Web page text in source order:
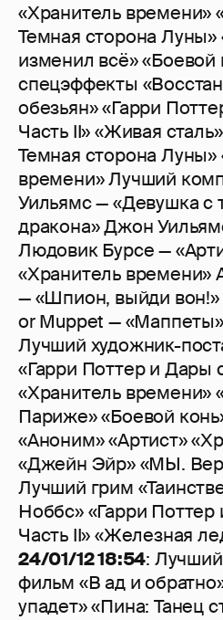
«Хранитель времени»
Темная сторона
изменил всё»
спецэффекты
обезьян» «Гарри
Часть II» «Живая
Темная сторона Луны»
времени» Лучший
Уильямс — «Девушка с
дракона» Джон
Людовик Бурсе —
«Хранитель времени»
— «Шпион, выйди
or Muppet —
Лучший художник-
«Гарри Поттер и Дары
«Хранитель времени»
Париже» «Боевой
«Аноним» «Артист»
«Джейн Эйр» «МЫ.
Лучший грим
Ноббс» «Гарри
Часть II» «Железная
24/01/12 18:54:
фильм «В ад и
упадет» «Пина: Танец